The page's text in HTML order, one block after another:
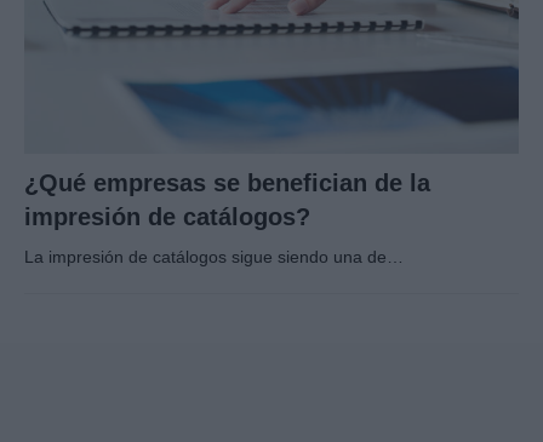
¿Qué empresas se benefician de la
impresión de catálogos?
La impresión de catálogos sigue siendo una de…